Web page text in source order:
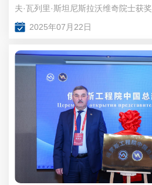
夫·瓦列里·斯坦尼斯拉沃维奇院士获奖
2025年07月22日